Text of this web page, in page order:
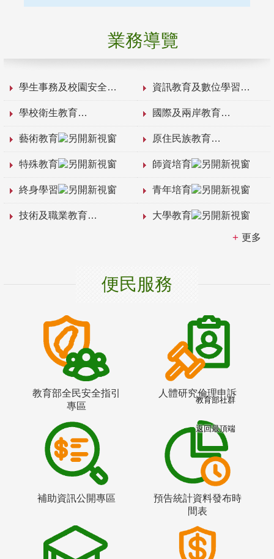
業務導覽
學生事務及校園安全 資訊教育及數位學習
學校衛生教育 國際及兩岸教育
藝術教育 原住民族教育
特殊教育 師資培育
終身學習 青年培育
技術及職業教育 大學教育
更多
便民服務
教育部全民安全指引
專區
人體研究倫理申訴
補助資訊公開專區
預告統計資料發布時
間表
教育部社群
返回最頂端